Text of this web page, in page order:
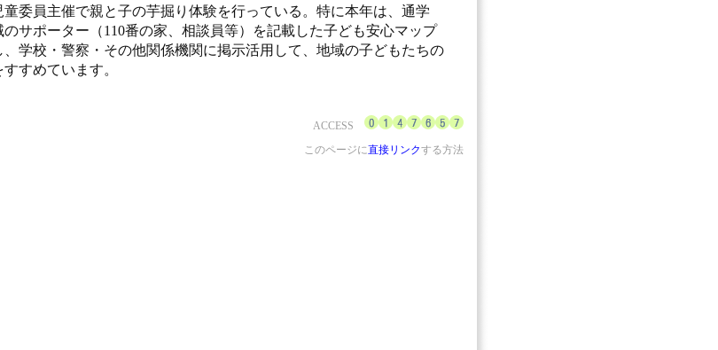
童委員主催で親と子の芋掘り体験を行っている。特に本年は、通学
のサポーター（110番の家、相談員等）を記載した子ども安心マップ
、学校・警察・その他関係機関に掲示活用して、地域の子どもたちの
すすめています。
ACCESS
このページに直接リンクする方法